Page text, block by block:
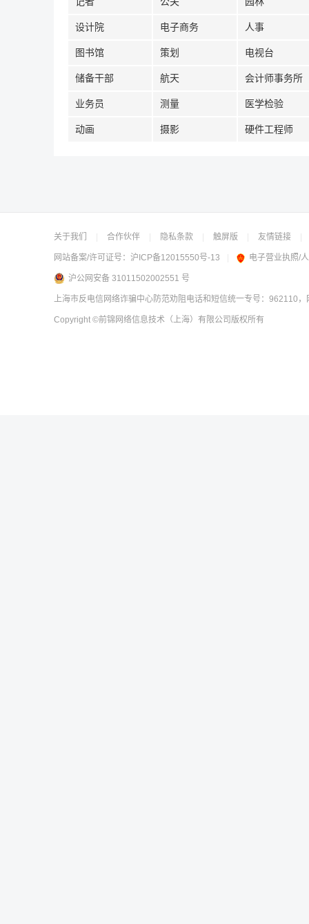
设计院 电子商务 人事
图书馆 策划 电视台
储备干部 航天 会计师事务所
业务员 测量 医学检验
动画 摄影 硬件工程师
关于我们 合作伙伴 隐私条款 触屏版 友情链接
网站备案/许可证号： 沪ICP备12015550号-13 电子营业执照/
沪公网安备 31011502002551 号
上海市反电信网络诈骗中心防范劝阻电话和短信统一专号：962110
Copyright ©前锦网络信息技术（上海）有限公司 版权所有